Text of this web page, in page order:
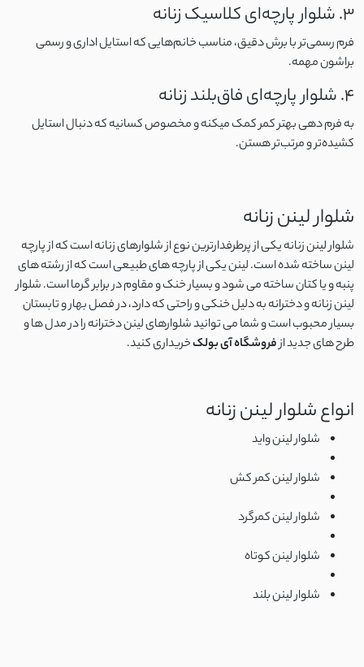
کرپ ژورژت
مایو
اسپندکس
نایلون
بابوس
اسلپ
کرپ نخ
جودون
کرپ
3. شلوار پارچه‌ای کلاسیک زنانه
فرم رسمی‌تر با برش دقیق، مناسب خانم‌هایی که استایل اداری و رسمی
براشون مهمه.
4. شلوار پارچه‌ای فاق‌بلند زنانه
به فرم‌ دهی بهتر کمر کمک میکنه و مخصوص کسانیه که دنبال استایل
کشیده‌تر و مرتب‌تر هستن.
شلوار لینن زنانه
شلوار لینن زنانه یکی از پرطرفدارترین نوع از شلوارهای زنانه است که از پارچه
لینن ساخته شده است. لینن یکی از پارچه های طبیعی است که از رشته های
پنبه و یا کتان ساخته می شود و بسیار خنک و مقاوم در برابر گرما است. شلوار
لینن زنانه و دخترانه به دلیل خنکی و راحتی که دارد، در فصل بهار و تابستان
بسیار محبوب است و شما می توانید شلوارهای لینن دخترانه را در مدل ها و
طرح های جدید ازفروشگاه آی بولکخریداری کنید.
انواع شلوار لینن زنانه
شلوار لینن واید
شلوار لینن کمر کش
شلوار لینن کمرگرد
شلوار لینن کوتاه
شلوار لینن بلند